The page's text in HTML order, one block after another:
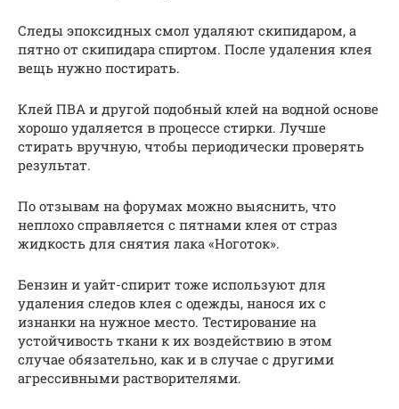
Следы эпоксидных смол удаляют скипидаром, а
пятно от скипидара спиртом. После удаления клея
вещь нужно постирать.
Клей ПВА и другой подобный клей на водной основе
хорошо удаляется в процессе стирки. Лучше
стирать вручную, чтобы периодически проверять
результат.
По отзывам на форумах можно выяснить, что
неплохо справляется с пятнами клея от страз
жидкость для снятия лака «Ноготок».
Бензин и уайт-спирит тоже используют для
удаления следов клея с одежды, нанося их с
изнанки на нужное место. Тестирование на
устойчивость ткани к их воздействию в этом
случае обязательно, как и в случае с другими
агрессивными растворителями.